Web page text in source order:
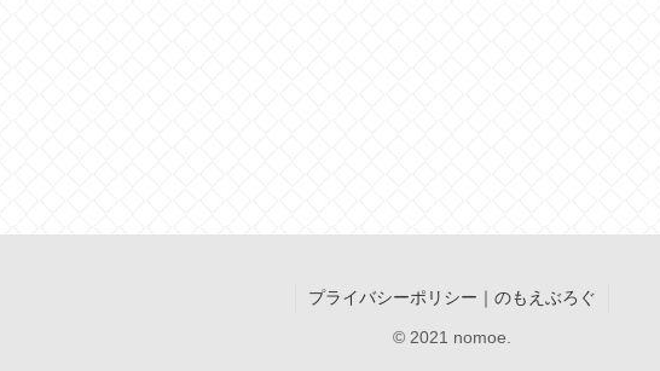
プライバシーポリシー｜のもえぶろぐ
© 2021 nomoe.